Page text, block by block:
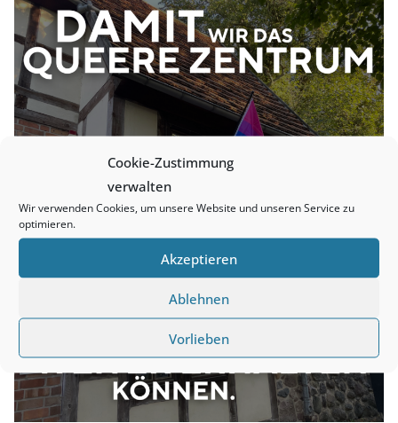
Cookie-Zustimmung
verwalten
Wir verwenden Cookies, um unsere Website und unseren Service zu
optimieren.
Akzeptieren
Ablehnen
Vorlieben